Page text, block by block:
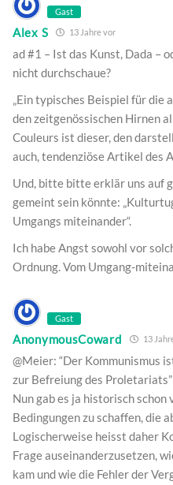
Gast
Alex S 13 Jahre vor
ad #1 – Ist das Kunst, Dada –
nicht durchschaue?
„Ein typisches Beispiel für die
den zeitgenössischen Hirnen
Couleurs ist dieser, den
auch, tendenziöse Artikel des
Und, bitte bitte erklär uns auf
gemeint sein könnte:
Umgangs miteinander“.
Ich habe Angst sowohl vor
Ordnung. Vom Umgang-
Gast
AnonymousCoward 13
@Meier: “Der Kommunismus
zur Befreiung des
Nun gab es ja historisch schon
Bedingungen zu schaffen, die
Logischerweise heisst daher
Frage auseinanderzusetzen,
kam und wie die Fehler der